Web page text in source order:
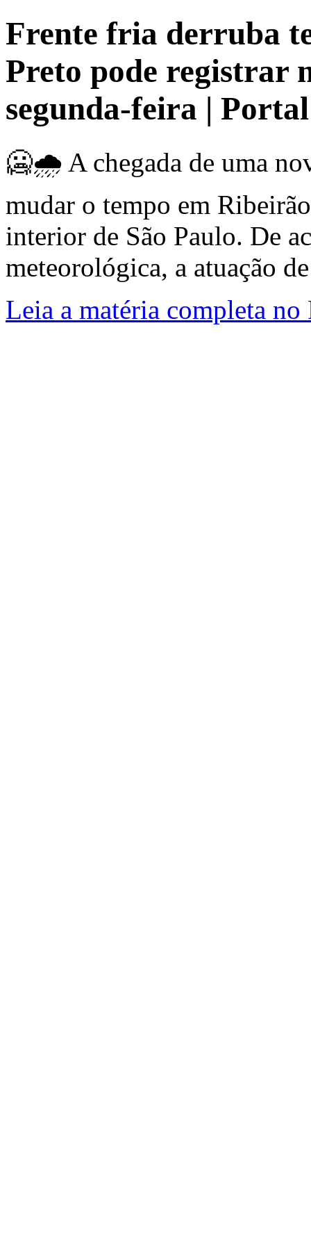
Frente fria derruba
Preto pode registrar
segunda-feira |
🥶🌧️ A chegada de uma
mudar o tempo em
interior de São Paulo. De
meteorológica, a atuação
Leia a matéria completa no